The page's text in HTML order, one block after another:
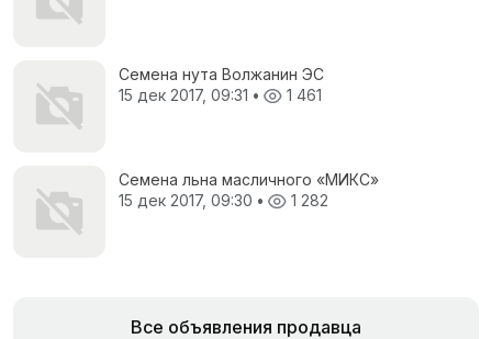
Семена нута Волжанин ЭС
15 дек 2017, 09:31 • 1 461
Семена льна масличного «МИКС»
15 дек 2017, 09:30 • 1 282
Все объявления продавца